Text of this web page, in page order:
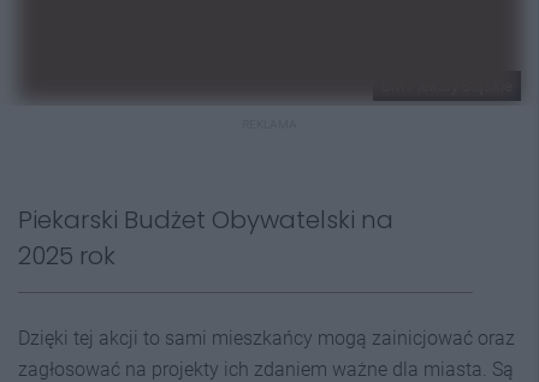
Piekarski Budżet Obywatelski na
2025 rok
Dzięki tej akcji to sami mieszkańcy mogą zainicjować oraz
zagłosować na projekty ich zdaniem ważne dla miasta. Są